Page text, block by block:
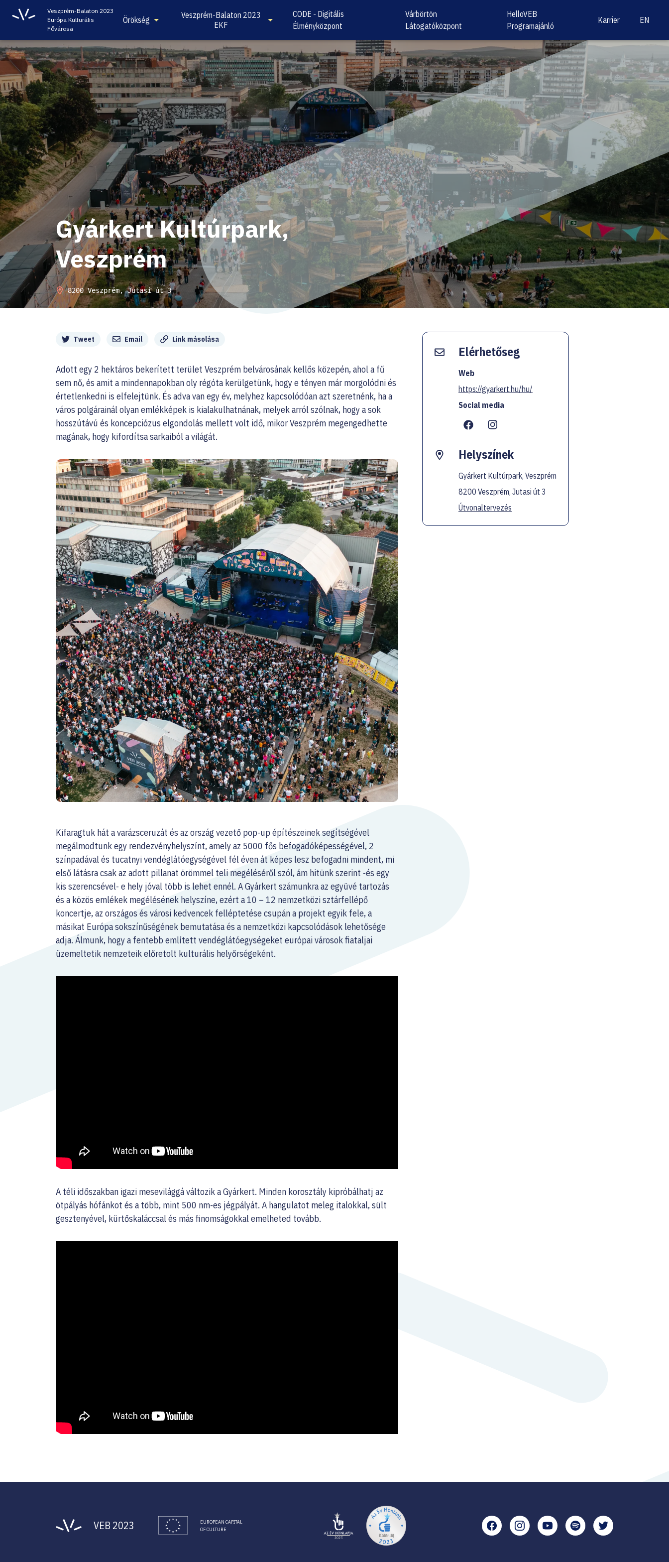
Veszprém-Balaton 2023
Európa Kulturális
Fővárosa
Örökség
Veszprém-Balaton 2023
EKF
CODE - Digitális
Élményközpont
Várbörtön
Látogatóközpont
HelloVEB
Programajánló
Karrier EN
Gyárkert Kultúrpark,
Veszprém
8200 Veszprém, Jutasi út 3
Tweet Email Link másolása
Adott egy 2 hektáros bekerített terület Veszprém belvárosának kellős közepén, ahol a fű
sem nő, és amit a mindennapokban oly régóta kerülgetünk, hogy e tényen már morgolódni és
értetlenkedni is elfelejtünk. És adva van egy év, melyhez kapcsolódóan azt szeretnénk, ha a
város polgárainál olyan emlékképek is kialakulhatnának, melyek arról szólnak, hogy a sok
hosszútávú és koncepciózus elgondolás mellett volt idő, mikor Veszprém megengedhette
magának, hogy kifordítsa sarkaiból a világát.
Kifaragtuk hát a varázsceruzát és az ország vezető pop-up építészeinek segítségével
megálmodtunk egy rendezvényhelyszínt, amely az 5000 fős befogadóképességével, 2
színpadával és tucatnyi vendéglátóegységével fél éven át képes lesz befogadni mindent, mi
első látásra csak az adott pillanat örömmel teli megéléséről szól, ám hitünk szerint -és egy
kis szerencsével- e hely jóval több is lehet ennél. A Gyárkert számunkra az együvé tartozás
és a közös emlékek megélésének helyszíne, ezért a 10 – 12 nemzetközi sztárfellépő
koncertje, az országos és városi kedvencek felléptetése csupán a projekt egyik fele, a
másikat Európa sokszínűségének bemutatása és a nemzetközi kapcsolódások lehetősége
adja. Álmunk, hogy a fentebb említett vendéglátóegységeket európai városok fiataljai
üzemeltetik nemzeteik előretolt kulturális helyőrségeként.
A téli időszakban igazi mesevilággá változik a Gyárkert. Minden korosztály kipróbálhatj az
ötpályás hófánkot és a több, mint 500 nm-es jégpályát. A hangulatot meleg italokkal, sült
gesztenyével, kürtőskaláccsal és más finomságokkal emelheted tovább.
Elérhetőseg
Web
https://gyarkert.hu/hu/
Social media
Helyszínek
Gyárkert Kultúrpark, Veszprém
8200 Veszprém, Jutasi út 3
Útvonaltervezés
VEB 2023
EUROPEAN CAPITAL
OF CULTURE